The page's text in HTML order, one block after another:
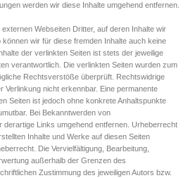
werden wir diese Inhalte umgehend entfernen.
Webseiten Dritter, auf deren Inhalte wir
wir für diese fremden Inhalte auch keine
der verlinkten Seiten ist stets der jeweilige
verantwortlich. Die verlinkten Seiten wurden zum
Rechtsverstöße überprüft. Rechtswidrige
Verlinkung nicht erkennbar. Eine permanente
Seiten ist jedoch ohne konkrete Anhaltspunkte
Bei Bekanntwerden von
derartige Links umgehend entfernen. Urheberrecht
Inhalte und Werke auf diesen Seiten
Die Vervielfältigung, Bearbeitung,
außerhalb der Grenzen des
Zustimmung des jeweiligen Autors bzw.